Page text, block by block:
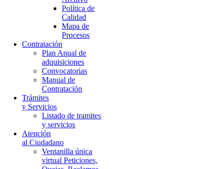
Política de
Calidad
Mapa de
Procesos
Contratación
Plan Anual de
adquisiciones
Convocatorias
Manual de
Contratación
Trámites
y Servicios
Listado de tramites
y servicios
Atención
al Ciudadano
Ventanilla única
virtual Peticiones,